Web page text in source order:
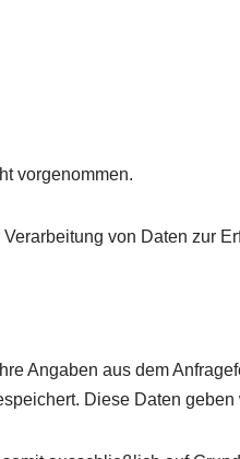
vorgenommen.
von Daten zur
Angaben aus dem
Diese Daten